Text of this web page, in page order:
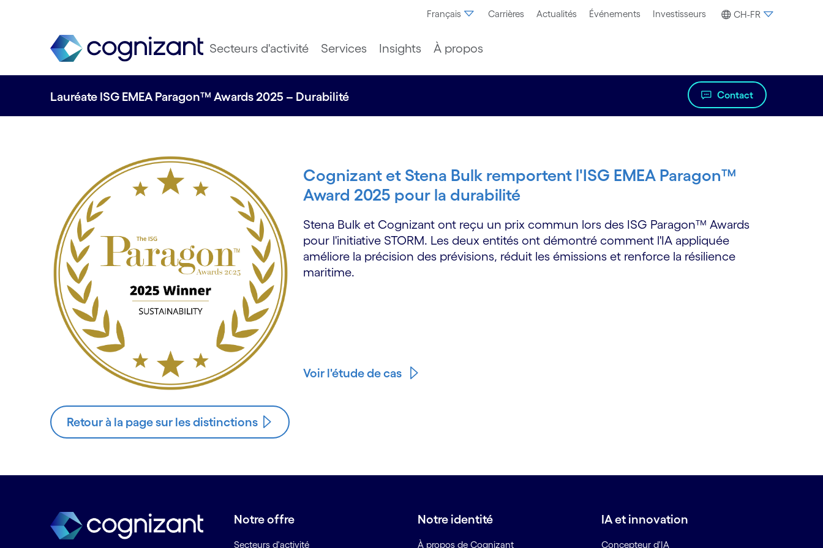
Français Carrières Actualités Événements Investisseurs CH-FR
Secteurs d'activité Services Insights À propos
Lauréate ISG EMEA Paragon™ Awards 2025 – Durabilité Contact
Cognizant et Stena Bulk remportent l'ISG EMEA Paragon™
Award 2025 pour la durabilité
Stena Bulk et Cognizant ont reçu un prix commun lors des ISG Paragon™ Awards
pour l'initiative STORM. Les deux entités ont démontré comment l'IA appliquée
améliore la précision des prévisions, réduit les émissions et renforce la résilience
maritime.
Voir l'étude de cas
Retour à la page sur les distinctions
Notre offre
Secteurs d'activité
Notre identité
À propos de Cognizant
IA et innovation
Concepteur d'IA